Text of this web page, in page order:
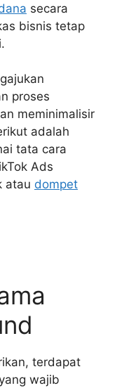
secara
bisnis tetap
proses
meminimalisir
adalah
tata cara
Ads
atau dompet
terdapat
wajib